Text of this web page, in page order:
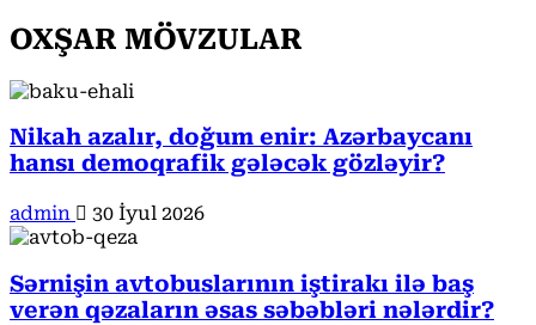
OXŞAR MÖVZULAR
Nikah azalır, doğum enir: Azərbaycanı
hansı demoqrafik gələcək gözləyir?
admin 30 İyul 2026
Sərnişin avtobuslarının iştirakı ilə baş
verən qəzaların əsas səbəbləri nələrdir?